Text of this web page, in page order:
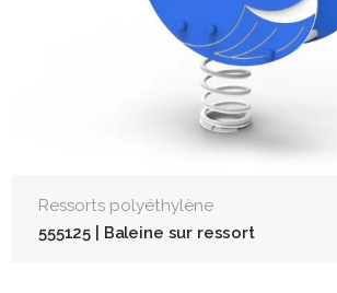
Ressorts polyéthylène
555125 | Baleine sur ressort